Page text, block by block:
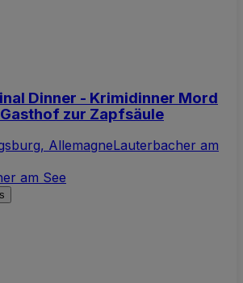
Dinner - Krimidinner Mord
zur Zapfsäule
AllemagneLauterbacher am
am See